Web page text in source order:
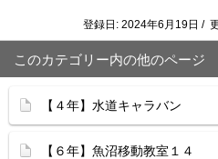
登録日: 2024年6月19日 /
このカテゴリー内の他のページ
【４年】水道キャラバン
【６年】魚沼移動教室１４